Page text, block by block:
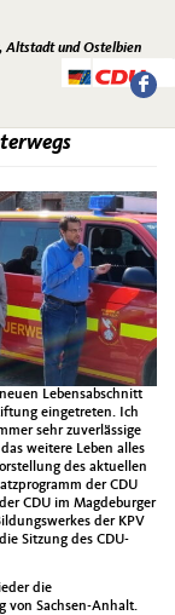
Altstadt und Ostelbien
Lebensabschnitt
eingetreten. Ich
sehr zuverlässige
weitere Leben alles
des aktuellen
der CDU
CDU im Magdeburger
der KPV
Sitzung des CDU-
die
von Sachsen-Anhalt.